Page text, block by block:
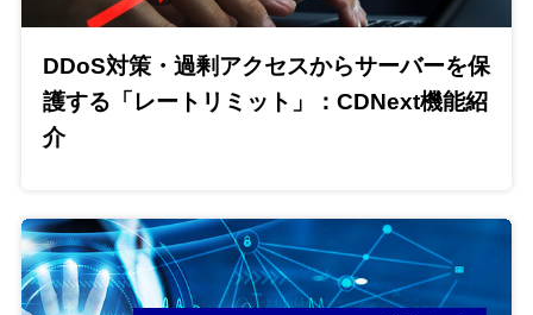
DDoS対策・過剰アクセスからサーバーを保
護する「レートリミット」：CDNext機能紹
介